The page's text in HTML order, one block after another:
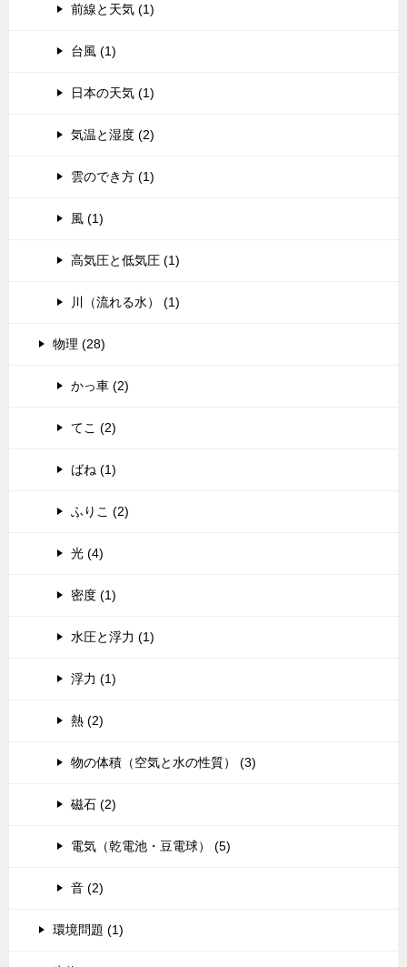
前線と天気 (1)
台風 (1)
日本の天気 (1)
気温と湿度 (2)
雲のでき方 (1)
風 (1)
高気圧と低気圧 (1)
川（流れる水） (1)
物理 (28)
かっ車 (2)
てこ (2)
ばね (1)
ふりこ (2)
光 (4)
密度 (1)
水圧と浮力 (1)
浮力 (1)
熱 (2)
物の体積（空気と水の性質） (3)
磁石 (2)
電気（乾電池・豆電球） (5)
音 (2)
環境問題 (1)